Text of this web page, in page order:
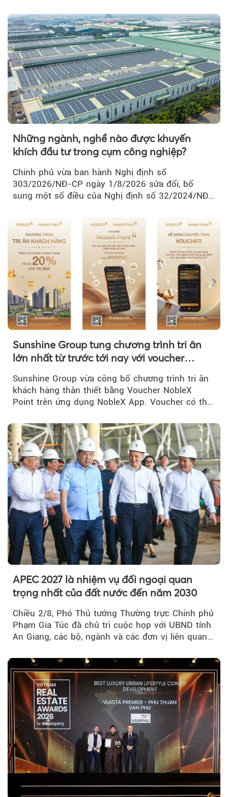
Những ngành, nghề nào được khuyến
khích đầu tư trong cụm công nghiệp?
Chính phủ vừa ban hành Nghị định số
303/2026/NĐ-CP ngày 1/8/2026 sửa đổi, bổ
sung một số điều của Nghị định số 32/2024/NĐ-
Sunshine Group tung chương trình tri ân
lớn nhất từ trước tới nay với voucher
NobleX Point cho khách hàng thân thiết
Sunshine Group vừa công bố chương trình tri ân
khách hàng thân thiết bằng Voucher NobleX
Point trên ứng dụng NobleX App. Voucher có thể
APEC 2027 là nhiệm vụ đối ngoại quan
trọng nhất của đất nước đến năm 2030
Chiều 2/8, Phó Thủ tướng Thường trực Chính phủ
Phạm Gia Túc đã chủ trì cuộc họp với UBND tỉnh
An Giang, các bộ, ngành và các đơn vị liên quan